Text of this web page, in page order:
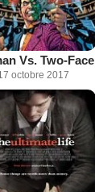
Vs. Two-Face
octobre 2017